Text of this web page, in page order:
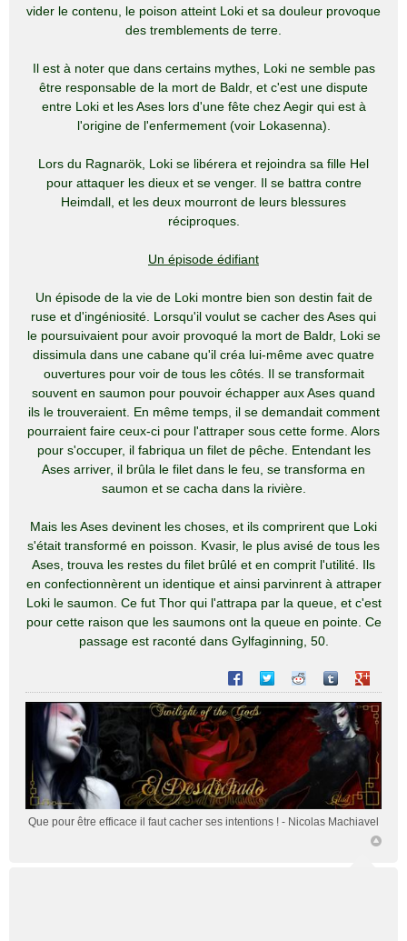
vider le contenu, le poison atteint Loki et sa douleur provoque
des tremblements de terre.
Il est à noter que dans certains mythes, Loki ne semble pas
être responsable de la mort de Baldr, et c'est une dispute
entre Loki et les Ases lors d'une fête chez Aegir qui est à
l'origine de l'enfermement (voir Lokasenna).
Lors du Ragnarök, Loki se libérera et rejoindra sa fille Hel
pour attaquer les dieux et se venger. Il se battra contre
Heimdall, et les deux mourront de leurs blessures
réciproques.
Un épisode édifiant
Un épisode de la vie de Loki montre bien son destin fait de
ruse et d'ingéniosité. Lorsqu'il voulut se cacher des Ases qui
le poursuivaient pour avoir provoqué la mort de Baldr, Loki se
dissimula dans une cabane qu'il créa lui-même avec quatre
ouvertures pour voir de tous les côtés. Il se transformait
souvent en saumon pour pouvoir échapper aux Ases quand
ils le trouveraient. En même temps, il se demandait comment
pourraient faire ceux-ci pour l'attraper sous cette forme. Alors
pour s'occuper, il fabriqua un filet de pêche. Entendant les
Ases arriver, il brûla le filet dans le feu, se transforma en
saumon et se cacha dans la rivière.
Mais les Ases devinent les choses, et ils comprirent que Loki
s'était transformé en poisson. Kvasir, le plus avisé de tous les
Ases, trouva les restes du filet brûlé et en comprit l'utilité. Ils
en confectionnèrent un identique et ainsi parvinrent à attraper
Loki le saumon. Ce fut Thor qui l'attrapa par la queue, et c'est
pour cette raison que les saumons ont la queue en pointe. Ce
passage est raconté dans Gylfaginning, 50.
Partager sur Facebook
Partager sur Twitter
Partager sur Reddit
Partager sur
Partager
Que pour être efficace il faut cacher ses intentions ! - Nicolas Machiavel